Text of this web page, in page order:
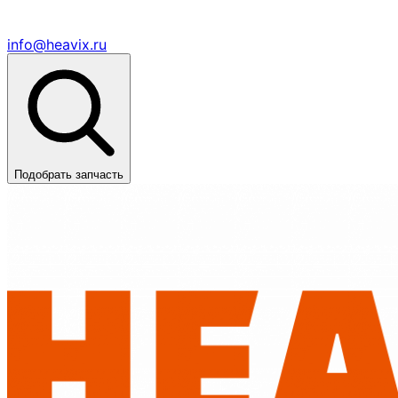
info@heavix.ru
Подобрать запчасть